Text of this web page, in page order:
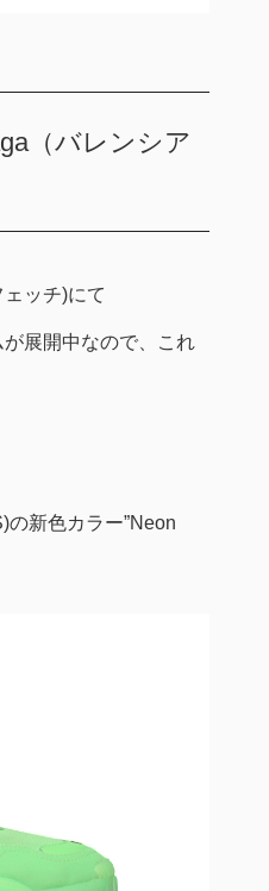
（バレンシア
ッチ)にて
展開中なので、これ
新色カラー”Neon